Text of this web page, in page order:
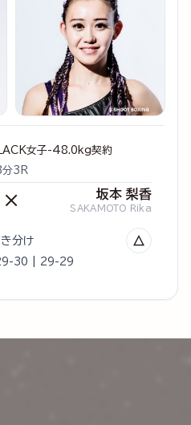
女子-48.0kg契約
分3R
× 坂本 梨香
SAKAMOTO Rika
分け △
30 | 29-29